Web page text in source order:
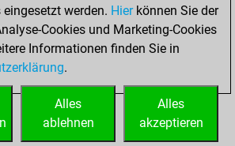
siebten
0
werden. Hierkönnen Sie der
Cookies und Marketing-Cookies
Informationen finden Sie in
.
Alles
akzeptieren
Alles
ablehnen